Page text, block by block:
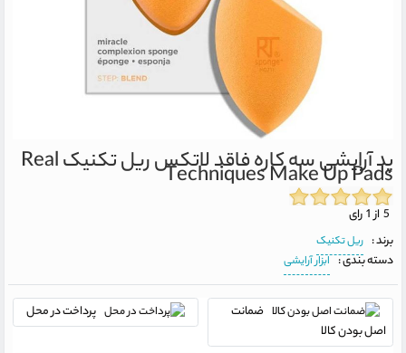
پد آرایشی سه کاره فاقد لاتکس ریل تکنیکReal Techniques Make Up Pads
برند : ریل تکنیک
دسته بندی : ابزار آرایشی
ضمانت
اصل بودن کالا
پرداخت در محل